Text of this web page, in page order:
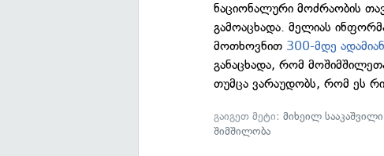
ნაციონალური მოძრაობის
გამოაცხადა. მელიას
მოთხოვნით 300-მდე
განაცხადა, რომ
თუმცა ვარაუდობს, რომ ეს
გაიგეთ მეტი:მიხეილ სააკაშვილი
შიმშილობა